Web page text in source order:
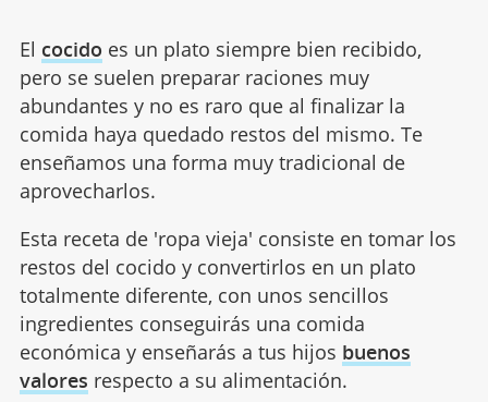
El cocido es un plato siempre bien recibido,
pero se suelen preparar raciones muy
abundantes y no es raro que al finalizar la
comida haya quedado restos del mismo. Te
enseñamos una forma muy tradicional de
aprovecharlos.
Esta receta de 'ropa vieja' consiste en tomar los
restos del cocido y convertirlos en un plato
totalmente diferente, con unos sencillos
ingredientes conseguirás una comida
económica y enseñarás a tus hijos buenos
valores respecto a su alimentación.